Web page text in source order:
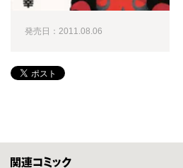
発売日：2011.08.06